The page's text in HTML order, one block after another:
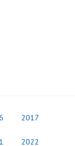
2017
2022